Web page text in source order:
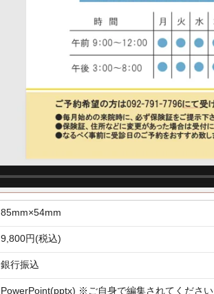
85mm×54mm
9,800円(税込)
銀行振込
PowerPoint(pptx) ※ご自身で編集されてください